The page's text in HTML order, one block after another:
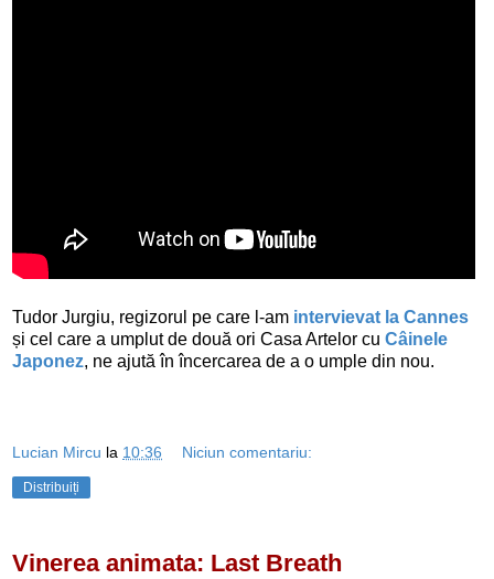
Tudor Jurgiu, regizorul pe care l-am intervievat la Cannes
și cel care a umplut de două ori Casa Artelor cu Câinele
Japonez, ne ajută în încercarea de a o umple din nou.
Lucian Mircu la 10:36 Niciun comentariu:
Distribuiți
Vinerea animata: Last Breath